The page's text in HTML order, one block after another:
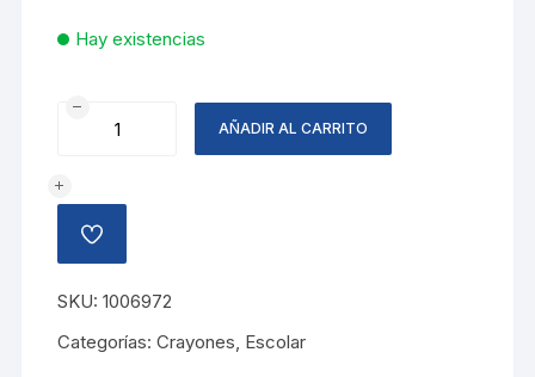
Hay existencias
CRAYON
COLORES
CRAYOLA
cantidad
AÑADIR AL CARRITO
AÑADIR
A
LISTA
DE
DESEOS
SKU:1006972
Categorías:Crayones, Escolar